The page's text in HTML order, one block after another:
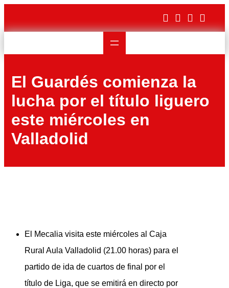
contenido
El Guardés comienza la
lucha por el título liguero
este miércoles en
Valladolid
El Mecalia visita este miércoles al Caja
Rural Aula Valladolid (21.00 horas) para el
partido de ida de cuartos de final por el
título de Liga, que se emitirá en directo por